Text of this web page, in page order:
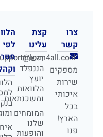
צרו
קשר
מספקים
שירות
איכותי
בכל
הארץ!
פנו
קצת
עלינו
רישרד
הננפלד
יועץ
הלוואות
ומשכנתאות
המומחים
שלנו
והופעות
לפי
בנק